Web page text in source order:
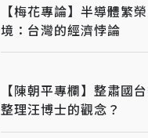
【梅花專論】半導體繁
境：台灣的經濟悖論
【陳朝平專欄】整肅國
整理汪博士的觀念？